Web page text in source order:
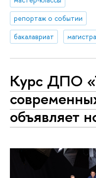
репортаж о событии
бакалавриат
Курс ДПО
объявляет